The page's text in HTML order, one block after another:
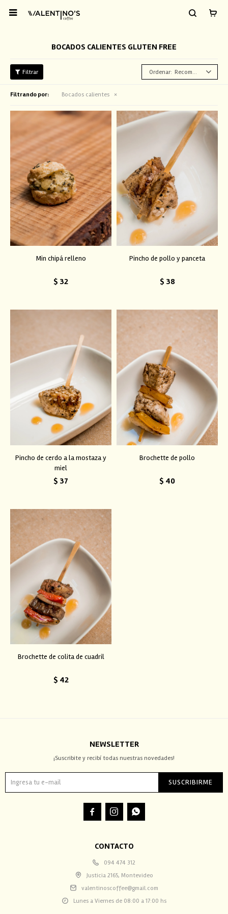

BOCADOS CALIENTES GLUTEN FREE
Recomendados
Filtrando por: Bocados calientes
Min chipá relleno
$ 32
Pincho de pollo y panceta
$ 38
Pincho de cerdo a la mostaza y
miel
$ 37
Brochette de pollo
$ 40
Brochette de colita de cuadril
$ 42
CONTACTO
094 474 312
Justicia 2165, Montevideo
valentinoscoffee@gmail.com
Lunes a Viernes de 08:00 a 17:00 hs
NEWSLETTER
¡Suscribite y recibí todas nuestras novedades!
SUSCRIBIRME
  